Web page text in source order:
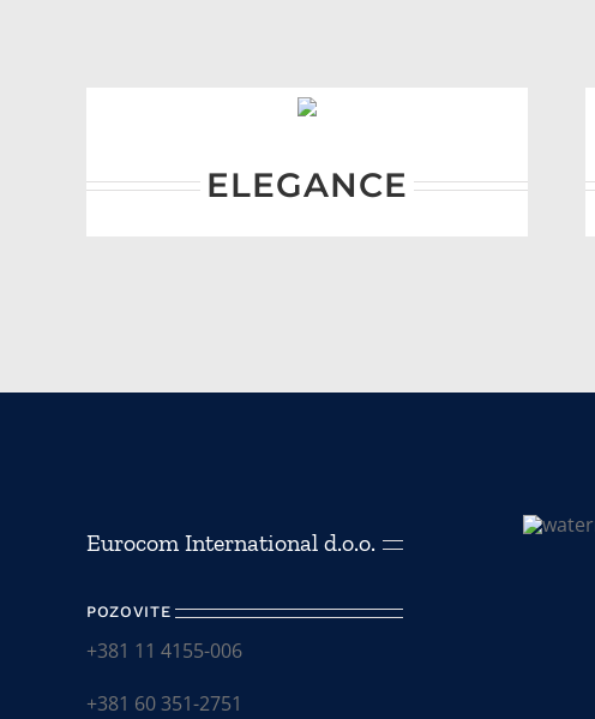
ELEGANCE
Eurocom International d.o.o.
POZOVITE
+381 11 4155-006
+381 60 351-2751